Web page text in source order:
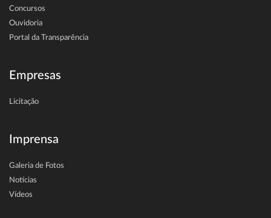
Concursos
Ouvidoria
Portal da Transparência
Empresas
Licitação
Imprensa
Galeria de Fotos
Notícias
Vídeos